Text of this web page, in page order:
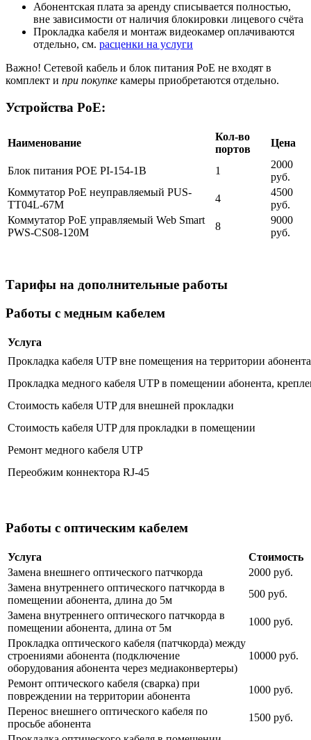
Абонентская плата за аренду списывается полностью,
вне зависимости от наличия блокировки лицевого счёта
Прокладка кабеля и монтаж видеокамер оплачиваются
отдельно, см. расценки на услуги
Важно! Сетевой кабель и блок питания PoE не входят в
комплект и при покупке камеры приобретаются отдельно.
Устройства PoE:
Наименование
Кол-во
портов
Цена
Блок питания POE PI-154-1B 1
2000
руб.
Коммутатор PoE неуправляемый PUS-
TT04L-67M
4
4500
руб.
Коммутатор PoE управляемый Web Smart
PWS-CS08-120M
8
9000
руб.
Тарифы на дополнительные работы
Работы с медным кабелем
Услуга
Прокладка кабеля UTP вне помещения на территории
Прокладка медного кабеля UTP в помещении абонента,
Стоимость кабеля UTP для внешней прокладки
Стоимость кабеля UTP для прокладки в помещении
Ремонт медного кабеля UTP
Переобжим коннектора RJ-45
Работы с оптическим кабелем
Услуга
Стоимость
Замена внешнего оптического патчкорда
2000 руб.
Замена внутреннего оптического патчкорда в
помещении абонента, длина до 5м
500 руб.
Замена внутреннего оптического патчкорда в
помещении абонента, длина от 5м
1000 руб.
Прокладка оптического кабеля (патчкорда) между
строениями абонента (подключение
оборудования абонента через медиаконвертеры)
10000 руб.
Ремонт оптического кабеля (сварка) при
повреждении на территории абонента
1000 руб.
Перенос внешнего оптического кабеля по
просьбе абонента
1500 руб.